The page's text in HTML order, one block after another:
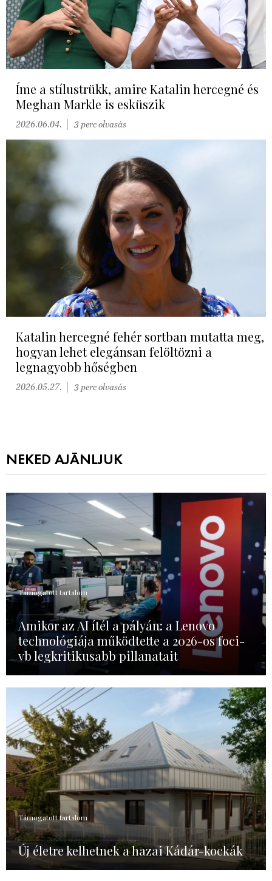
Íme a stílustrükk, amire Katalin hercegné és
Meghan Markle is esküszik
2026.06.04. 3 perc olvasás
Katalin hercegné fehér sortban mutatta meg,
hogyan lehet elegánsan felöltözni a
legnagyobb hőségben
2026.05.27. 3 perc olvasás
NEKED AJÁNLJUK
Támogatott tartalom
Amikor az AI ítél a pályán: a Lenovo
technológiája működtette a 2026-os foci-
vb legkritikusabb pillanatait
Támogatott tartalom
Új életre kelhetnek a hazai Kádár-kockák